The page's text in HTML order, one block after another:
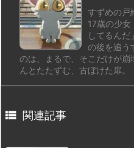
すずめの戸
17歳の少
してるん
の後を追う
のは、まるで、そこだけが
んとたたずむ、古ぼけた扉。
 関連記事